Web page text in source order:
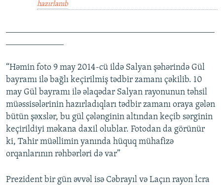
hazırlanıb
“Həmin foto 9 may 2014-cü ildə Salyan şəhərində Gül
bayramı ilə bağlı keçirilmiş tədbir zamanı çəkilib. 10
may Gül bayramı ilə əlaqədar Salyan rayonunun təhsil
müəssisələrinin hazırladıqları tədbir zamanı oraya gələn
bütün şəxslər, bu gül çələnginin altından keçib sərginin
keçirildiyi məkana daxil olublar. Fotodan da görünür
ki, Tahir müəllimin yanında hüquq mühafizə
orqanlarının rəhbərləri də var”
Prezident bir gün əvvəl isə Cəbrayıl və Laçın rayon İcra